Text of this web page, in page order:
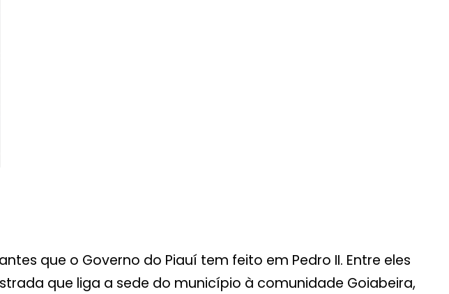
que o Governo do Piauí tem feito em Pedro II. Entre eles
que liga a sede do município à comunidade Goiabeira,